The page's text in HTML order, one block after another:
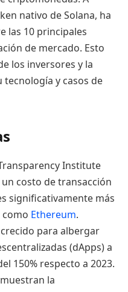
nativo de Solana, ha
las 10 principales
de mercado. Esto
los inversores y la
tecnología y casos de
Institute
costo de transacción
significativamente más
Ethereum.
para albergar
(dApps) a
150% respecto a 2023.
la